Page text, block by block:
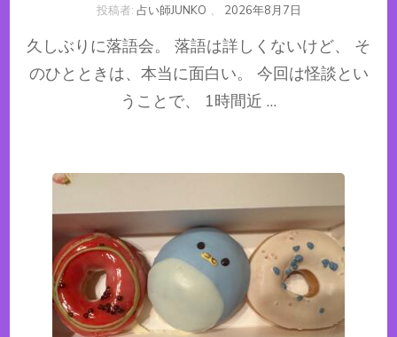
投稿者: 占い師JUNKO 、 2026年8月7日
久しぶりに落語会。 落語は詳しくないけど、 そ
のひとときは、本当に面白い。 今回は怪談とい
うことで、 1時間近 …